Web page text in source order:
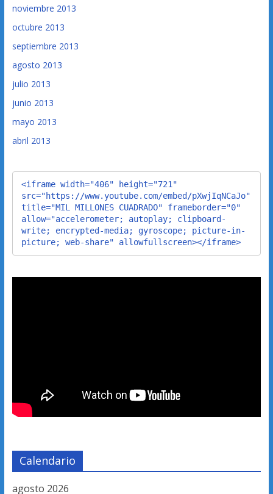
noviembre 2013
octubre 2013
septiembre 2013
agosto 2013
julio 2013
junio 2013
mayo 2013
abril 2013
<iframe width="406" height="721"
src="https://www.youtube.com/embed/pXwjIqNCaJo"
title="MIL MILLONES CUADRADO" frameborder="0"
allow="accelerometer; autoplay; clipboard-
write; encrypted-media; gyroscope; picture-in-
picture; web-share" allowfullscreen></iframe>
Calendario
agosto 2026